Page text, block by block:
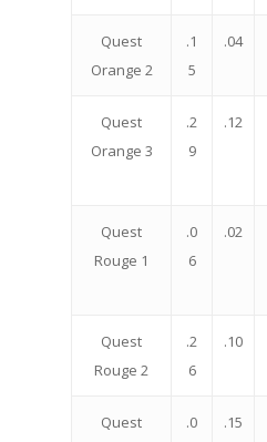
Quest
Orange 2
.1
5
.04
Quest
Orange 3
.2
9
.12
Quest
Rouge 1
.0
6
.02
Quest
Rouge 2
.2
6
.10
Quest
.0
.15